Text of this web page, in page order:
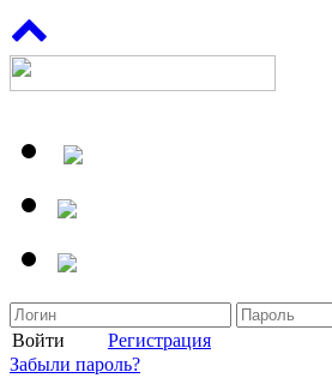
Войти
Регистрация
Забыли пароль?